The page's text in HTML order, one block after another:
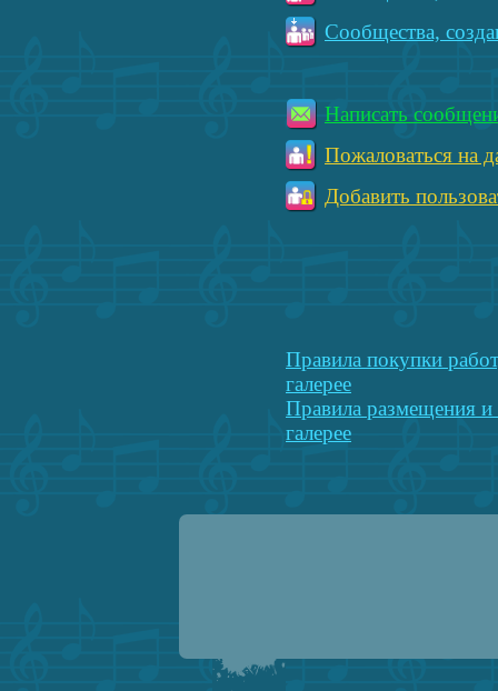
Сообщества,
Написать
Пожаловаться на
Добавить
Правила покупки
галерее
Правила размещения
галерее